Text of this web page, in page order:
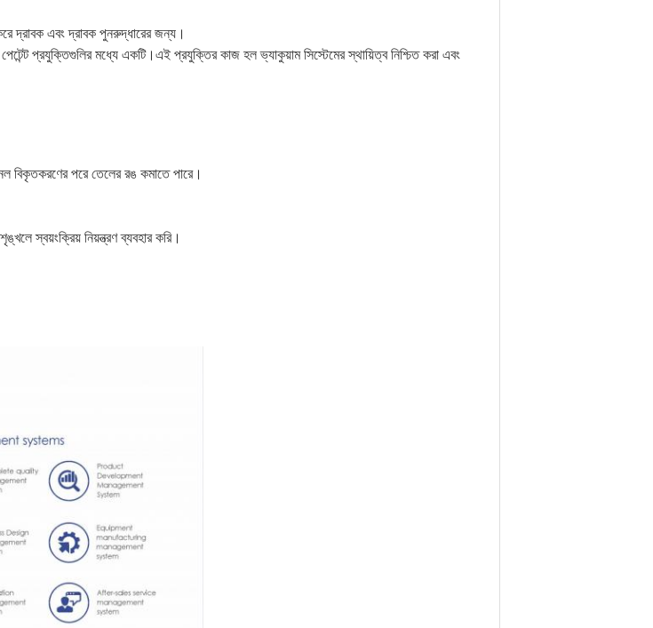
দ্রাবক এবং দ্রাবক পুনরুদ্ধারের জন্য।
প্রযুক্তিগুলির মধ্যে একটি।এই প্রযুক্তির কাজ হল ভ্যাকুয়াম সিস্টেমের স্থায়িত্ব নিশ্চিত করা এবং
বিকৃতকরণের পরে তেলের রঙ কমাতে পারে।
স্বয়ংক্রিয় নিয়ন্ত্রণ ব্যবহার করি।